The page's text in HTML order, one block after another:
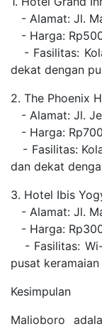
- Alamat: Jl.
- Harga:
- Fasilitas:
dekat dengan
2. The Phoenix
- Alamat: Jl.
- Harga:
- Fasilitas:
dan dekat
3. Hotel Ibis
- Alamat: Jl.
- Harga:
- Fasilitas:
pusat
Kesimpulan
Malioboro